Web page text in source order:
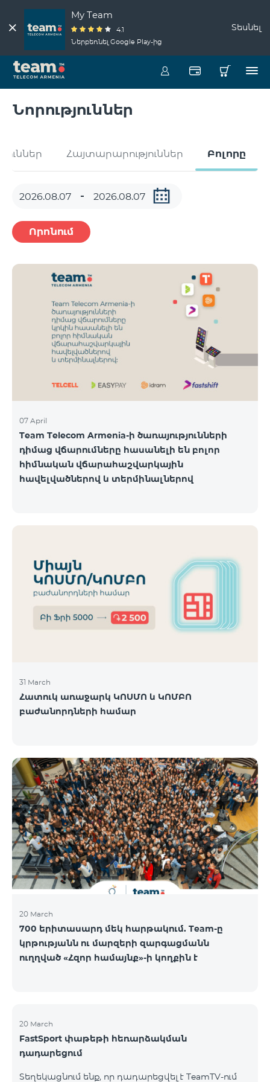
My Team
4.1
Ներբեռնել Google Play-ից
Տեսնել
Նորություններ
Հայտարարություններ Բոլորը
Որոնում
07 April
Team Telecom Armenia-ի ծառայությունների
դիմաց վճարումները հասանելի են բոլոր
հիմնական վճարահաշվարկային
հավելվածներով և տերմինալներով
31 March
Հատուկ առաջարկ ԿՈՍՄՈ և ԿՈՄԲՈ
բաժանորդների համար
20 March
700 երիտասարդ մեկ հարթակում. Team-ը
կրթությանն ու մարզերի զարգացմանն
ուղղված «Հզոր համայնք»-ի կողքին է
20 March
FastSport փաթեթի հեռարձակման
դադարեցում
Տեղեկացնում ենք, որ դադարեցվել է TeamTV-ում